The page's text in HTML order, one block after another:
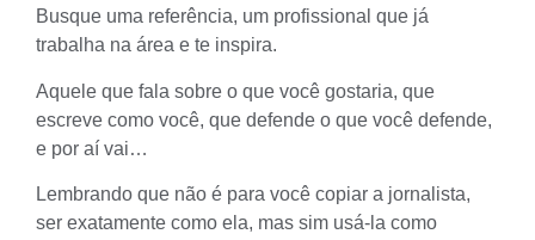
Busque uma referência, um profissional que já
trabalha na área e te inspira.
Aquele que fala sobre o que você gostaria, que
escreve como você, que defende o que você defende,
e por aí vai…
Lembrando que não é para você copiar a jornalista,
ser exatamente como ela, mas sim usá-la como